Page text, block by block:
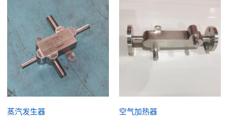
蒸汽发生器 空气加热器